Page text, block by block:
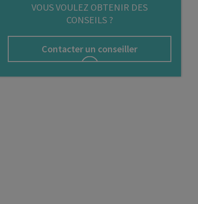
VOUS VOULEZ OBTENIR DES
CONSEILS ?
Contacter un conseiller